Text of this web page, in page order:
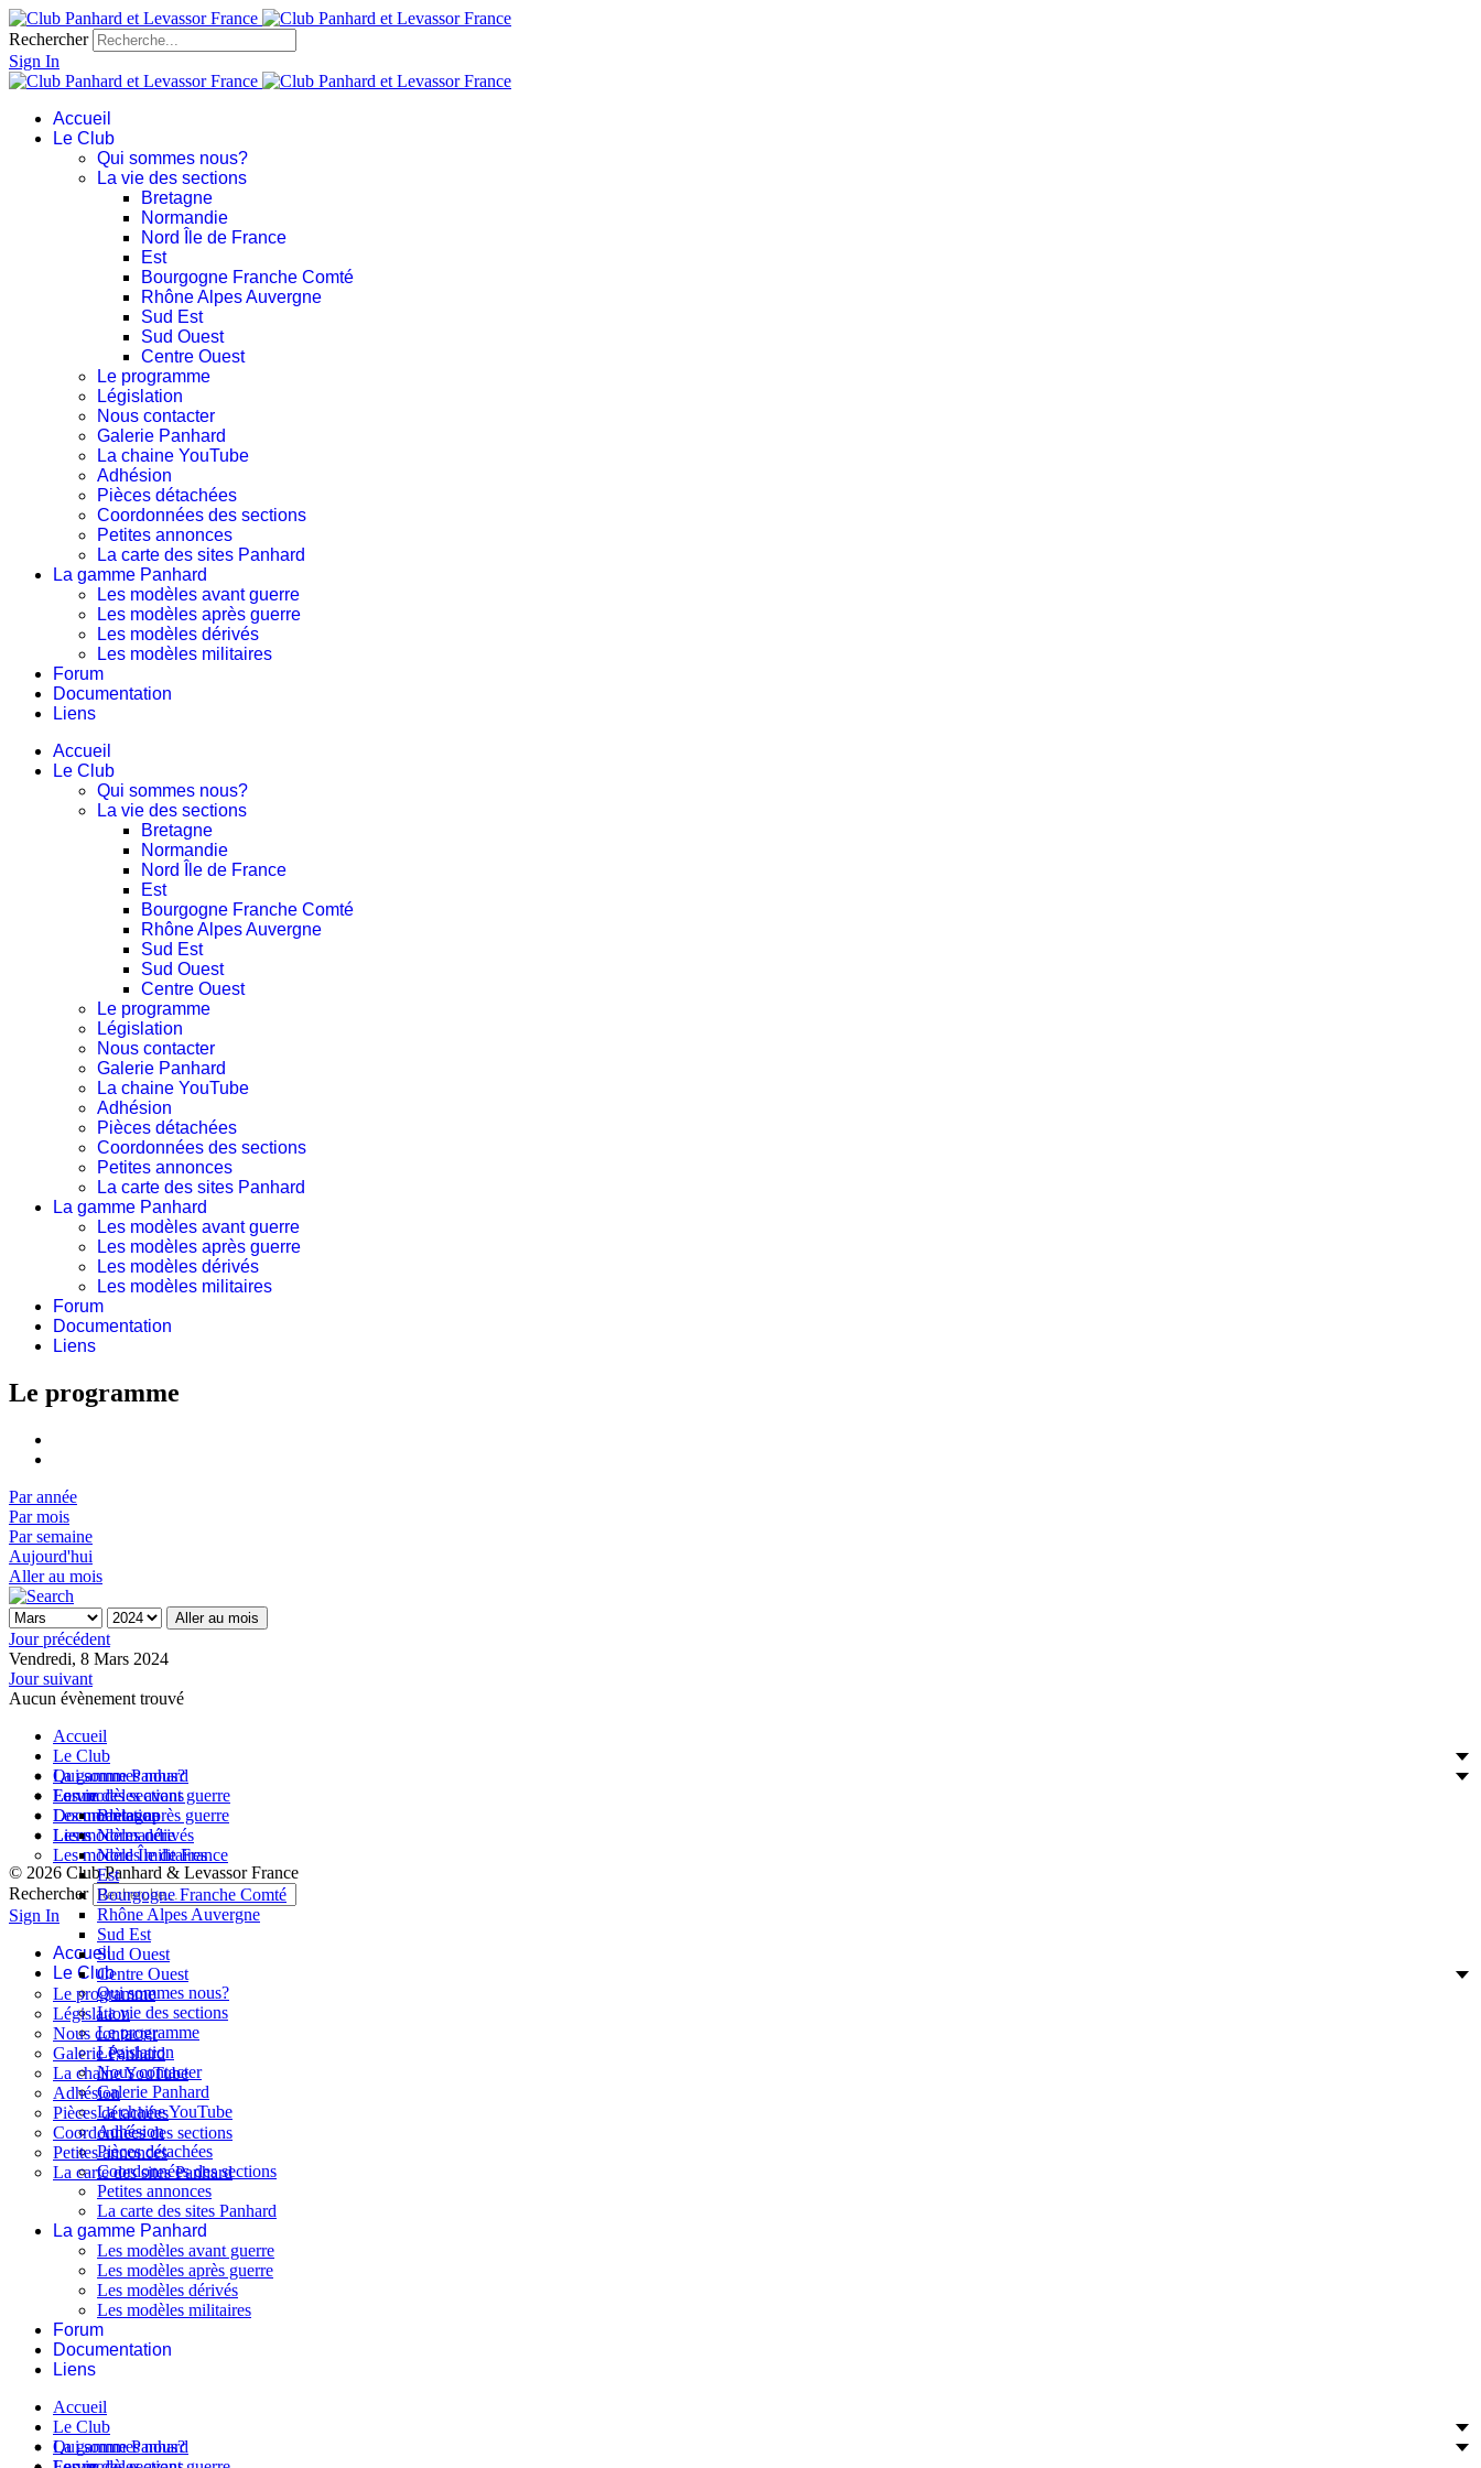
Rechercher
Sign In
Accueil
Le Club
Qui sommes nous?
La vie des sections
Bretagne
Normandie
Nord Île de France
Est
Bourgogne Franche Comté
Rhône Alpes Auvergne
Sud Est
Sud Ouest
Centre Ouest
Le programme
Législation
Nous contacter
Galerie Panhard
La chaine YouTube
Adhésion
Pièces détachées
Coordonnées des sections
Petites annonces
La carte des sites Panhard
La gamme Panhard
Les modèles avant guerre
Les modèles après guerre
Les modèles dérivés
Les modèles militaires
Forum
Documentation
Liens
Accueil
Le Club
Qui sommes nous?
La vie des sections
Bretagne
Normandie
Nord Île de France
Est
Bourgogne Franche Comté
Rhône Alpes Auvergne
Sud Est
Sud Ouest
Centre Ouest
Le programme
Législation
Nous contacter
Galerie Panhard
La chaine YouTube
Adhésion
Pièces détachées
Coordonnées des sections
Petites annonces
La carte des sites Panhard
La gamme Panhard
Les modèles avant guerre
Les modèles après guerre
Les modèles dérivés
Les modèles militaires
Forum
Documentation
Liens
Le programme
Par année
Par mois
Par semaine
Aujourd'hui
Aller au mois
Aller au mois
Jour précédent
Vendredi, 8 Mars 2024
Jour suivant
Aucun évènement trouvé
Accueil
Le Club
Qui sommes nous?
La vie des sections
Bretagne
Normandie
Nord Île de France
Est
Bourgogne Franche Comté
Rhône Alpes Auvergne
Sud Est
Sud Ouest
Centre Ouest
Le programme
Législation
Nous contacter
Galerie Panhard
La chaine YouTube
Adhésion
Pièces détachées
Coordonnées des sections
Petites annonces
La carte des sites Panhard
La gamme Panhard
Les modèles avant guerre
Les modèles après guerre
Les modèles dérivés
Les modèles militaires
Forum
Documentation
Liens
© 2026 Club Panhard & Levassor France
Rechercher
Sign In
Accueil
Le Club
Qui sommes nous?
La vie des sections
Le programme
Législation
Nous contacter
Galerie Panhard
La chaine YouTube
Adhésion
Pièces détachées
Coordonnées des sections
Petites annonces
La carte des sites Panhard
La gamme Panhard
Les modèles avant guerre
Les modèles après guerre
Les modèles dérivés
Les modèles militaires
Forum
Documentation
Liens
Accueil
Le Club
Qui sommes nous?
La gamme Panhard